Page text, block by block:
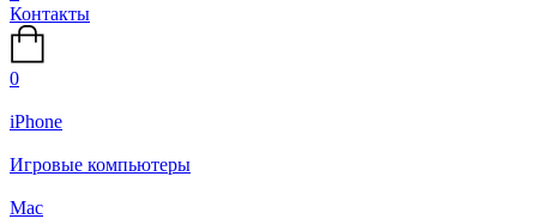
Контакты
0
iPhone
Игровые компьютеры
Mac